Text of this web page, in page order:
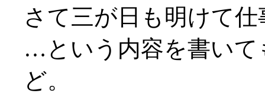
さて三が日も明けて
…という内容を書いて
ど。